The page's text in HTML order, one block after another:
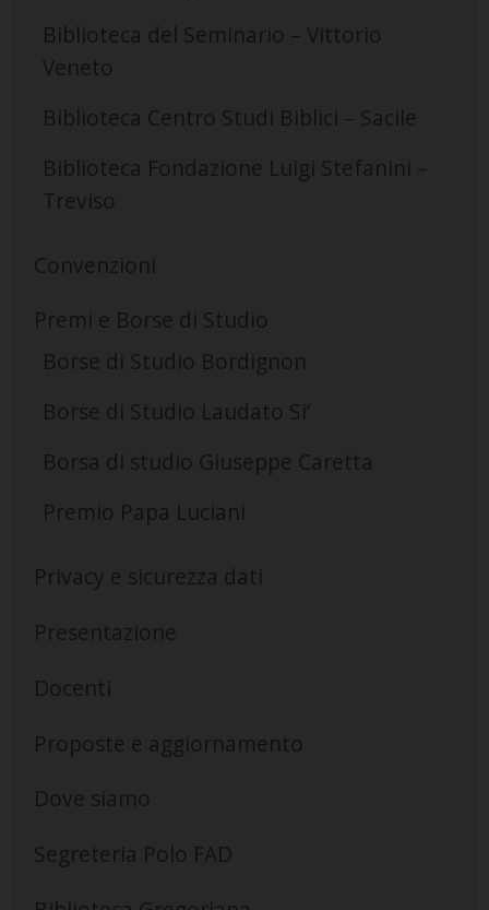
Biblioteca del Seminario – Vittorio
Veneto
Biblioteca Centro Studi Biblici – Sacile
Biblioteca Fondazione Luigi Stefanini –
Treviso
Convenzioni
Premi e Borse di Studio
Borse di Studio Bordignon
Borse di Studio Laudato Si’
Borsa di studio Giuseppe Caretta
Premio Papa Luciani
Privacy e sicurezza dati
Presentazione
Docenti
Proposte e aggiornamento
Dove siamo
Segreteria Polo FAD